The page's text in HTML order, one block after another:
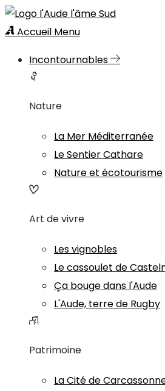
Accueil Menu
Incontournables
Nature
La Mer Méditerranée
Le Sentier Cathare
Nature et écotourisme
Art de vivre
Les vignobles
Le cassoulet de
Ça bouge dans l'Aude
L'Aude, terre de Rugby
Patrimoine
La Cité de